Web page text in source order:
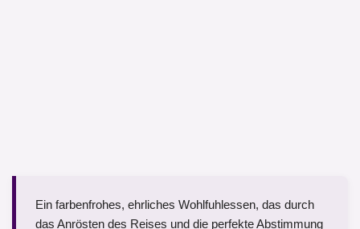
Ein farbenfrohes, ehrliches Wohlfuhlessen, das durch
das Anrösten des Reises und die perfekte Abstimmung